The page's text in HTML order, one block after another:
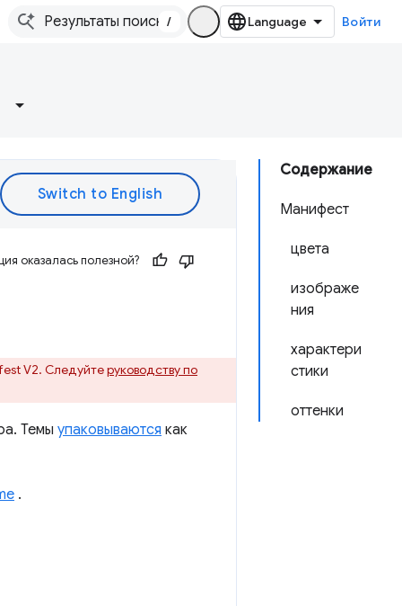
/ Войти
Содержание
Манифест
цвета
изображе
ния
характери
стики
оттенки
оказалась полезной?
V2. Следуйтеруководству по
Темы упаковываются как
.